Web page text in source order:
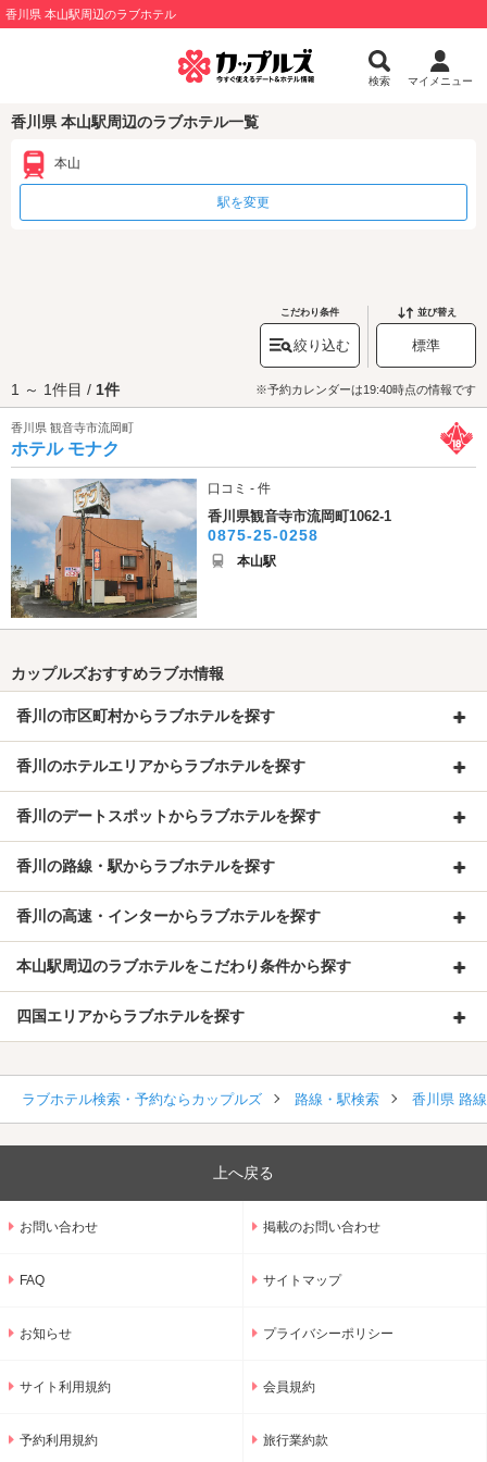
香川県 本山駅周辺のラブホテル
検索 マイメニュー
香川県 本山駅周辺のラブホテル一覧
本山
駅を変更
こだわり条件
絞り込む
並び替え
標準
1 ～ 1件目 / 1件 ※予約カレンダーは19:40時点の情報です
香川県 観音寺市流岡町
ホテル モナク
口コミ - 件
香川県観音寺市流岡町1062-1
0875-25-0258
本山駅
カップルズおすすめラブホ情報
香川の市区町村からラブホテルを探す
香川のホテルエリアからラブホテルを探す
香川のデートスポットからラブホテルを探す
香川の路線・駅からラブホテルを探す
香川の高速・インターからラブホテルを探す
本山駅周辺のラブホテルをこだわり条件から探す
四国エリアからラブホテルを探す
ラブホテル検索・予約ならカップルズ 路線・駅検索 香川県 路
上へ戻る
お問い合わせ 掲載のお問い合わせ
FAQ サイトマップ
お知らせ プライバシーポリシー
サイト利用規約 会員規約
予約利用規約 旅行業約款